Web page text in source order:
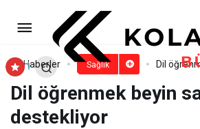
Haberler Sağlık Dil
Dil öğrenmek beyin
destekliyor
Bayramda En Sık
Hataya Dikkat!
Yorum Yap